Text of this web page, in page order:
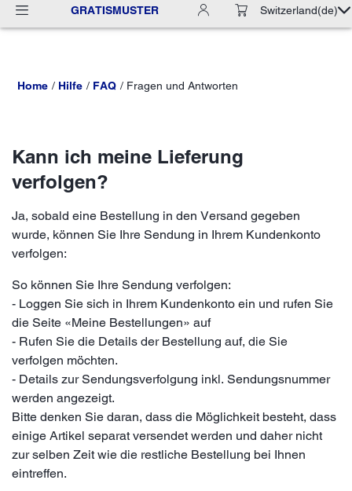
GRATISMUSTER Switzerland(de)
Home Hilfe FAQ Fragen und Antworten
Kann ich meine Lieferung
verfolgen?
Ja, sobald eine Bestellung in den Versand gegeben
wurde, können Sie Ihre Sendung in Ihrem Kundenkonto
verfolgen:
So können Sie Ihre Sendung verfolgen:
- Loggen Sie sich in Ihrem Kundenkonto ein und rufen Sie
die Seite «Meine Bestellungen» auf
- Rufen Sie die Details der Bestellung auf, die Sie
verfolgen möchten.
- Details zur Sendungsverfolgung inkl. Sendungsnummer
werden angezeigt.
Bitte denken Sie daran, dass die Möglichkeit besteht, dass
einige Artikel separat versendet werden und daher nicht
zur selben Zeit wie die restliche Bestellung bei Ihnen
eintreffen.